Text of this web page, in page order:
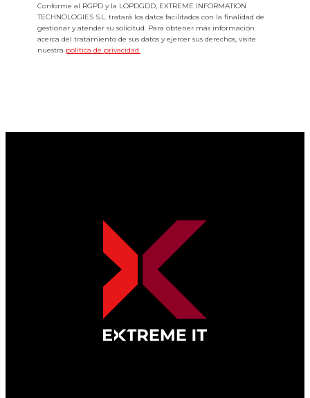
Conforme al RGPD y la LOPDGDD, EXTREME INFORMATION
TECHNOLOGIES S.L. tratará los datos facilitados con la finalidad de
gestionar y atender su solicitud. Para obtener más información
acerca del tratamiento de sus datos y ejercer sus derechos, visite
nuestra política de privacidad.